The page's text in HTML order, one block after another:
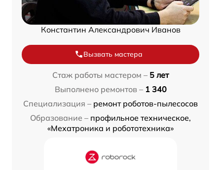
Константин Александрович Иванов
Вызвать мастера
Стаж работы мастером – 5 лет
Выполнено ремонтов – 1 340
Специализация – ремонт роботов-пылесосов
Образование – профильное техническое,
«Мехатроника и робототехника»